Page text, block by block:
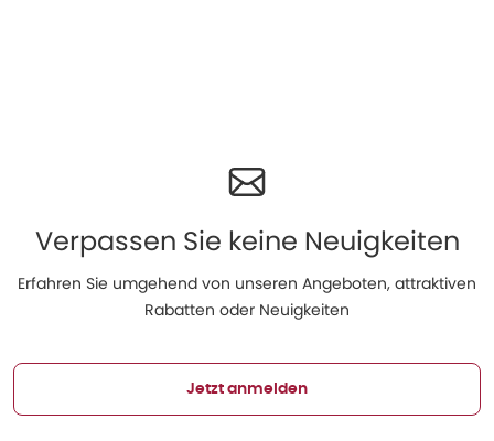
Verpassen Sie keine Neuigkeiten
Erfahren Sie umgehend von unseren Angeboten, attraktiven
Rabatten oder Neuigkeiten
Jetzt anmelden